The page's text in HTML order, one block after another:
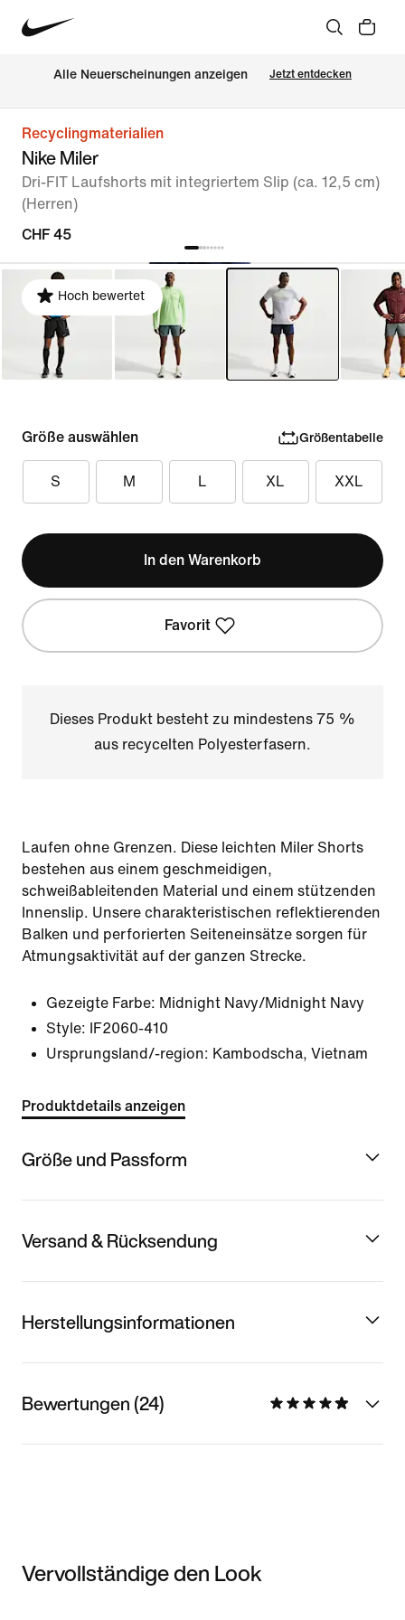
Alle Neuerscheinungen anzeigen Jetzt entdecken
Recyclingmaterialien
Nike Miler
Dri-FIT Laufshorts mit integriertem Slip (ca. 12,5 cm)
(Herren)
CHF 45
Hoch bewertet
Größe auswählen Größentabelle
S M L XL XXL
In den Warenkorb
Favorit
Dieses Produkt besteht zu mindestens 75 %
aus recycelten Polyesterfasern.
Laufen ohne Grenzen. Diese leichten Miler Shorts
bestehen aus einem geschmeidigen,
schweißableitenden Material und einem stützenden
Innenslip. Unsere charakteristischen reflektierenden
Balken und perforierten Seiteneinsätze sorgen für
Atmungsaktivität auf der ganzen Strecke.
Gezeigte Farbe: Midnight Navy/Midnight Navy
Style:
IF2060-410
Ursprungsland/-region: Kambodscha, Vietnam
Produktdetails anzeigen
Größe und Passform
Versand & Rücksendung
Herstellungsinformationen
Bewertungen (24)
Vervollständige den Look